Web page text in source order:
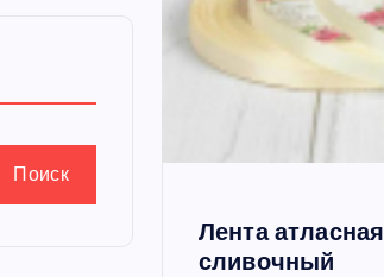
Поиск
Лента
сливочный